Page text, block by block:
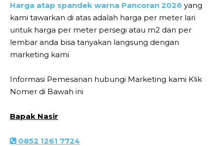
Harga atap spandek warna Pancoran 2026 yang
kami tawarkan di atas adalah harga per meter lari
untuk harga per meter persegi atau m2 dan per
lembar anda bisa tanyakan langsung dengan
marketing kami
Informasi Pemesanan hubungi Marketing kami Klik
Nomer di Bawah ini
Bapak Nasir
0852 1261 7724